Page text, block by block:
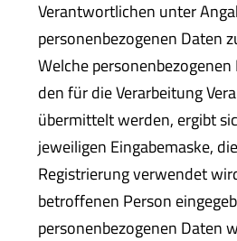
Verantwortlichen unter
personenbezogenen Daten
Welche
den für die Verarbeitung
übermittelt werden, ergibt
jeweiligen Eingabemaske,
Registrierung verwendet
betroffenen Person
personenbezogenen Daten